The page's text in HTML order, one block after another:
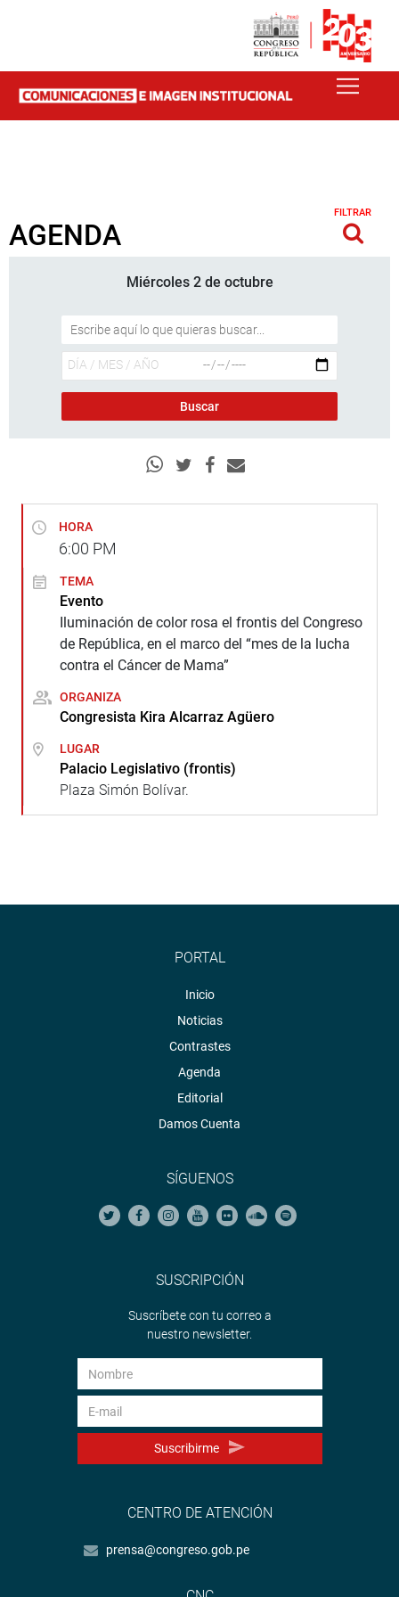
AGENDA
FILTRAR
Miércoles 2 de octubre
HORA
6:00 PM
TEMA
Evento
Iluminación de color rosa el frontis del Congreso
de República, en el marco del “mes de la lucha
contra el Cáncer de Mama”
ORGANIZA
Congresista Kira Alcarraz Agüero
LUGAR
Palacio Legislativo (frontis)
Plaza Simón Bolívar.
PORTAL
Inicio
Noticias
Contrastes
Agenda
Editorial
Damos Cuenta
SÍGUENOS
SUSCRIPCIÓN
Suscríbete con tu correo a
nuestro newsletter.
Suscribirme
CENTRO DE ATENCIÓN
prensa@congreso.gob.pe